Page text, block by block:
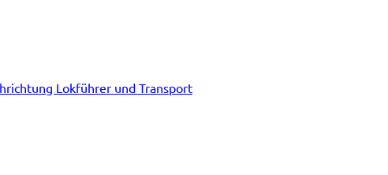
Lokführer und Transport